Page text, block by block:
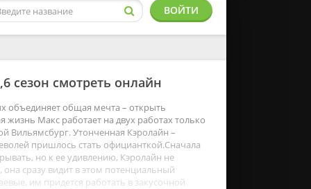
ВОЙТИ
сезон смотреть онлайн
объединяет общая мечта – открыть
Макс работает на двух работах только
Вильямсбург. Утонченная Кэролайн –
пришлось стать официанткой.Сначала
но к ее удивлению, Кэролайн не
сразу видит в этом потенциальный
им придется работать в закусочной